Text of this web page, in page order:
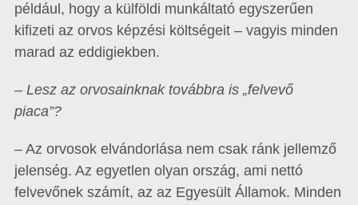
például, hogy a külföldi munkáltató egyszerűen
kifizeti az orvos képzési költségeit – vagyis minden
marad az eddigiekben.
– Lesz az orvosainknak továbbra is „felvevő
piaca”?
– Az orvosok elvándorlása nem csak ránk jellemző
jelenség. Az egyetlen olyan ország, ami nettó
felvevőnek számít, az az Egyesült Államok. Minden